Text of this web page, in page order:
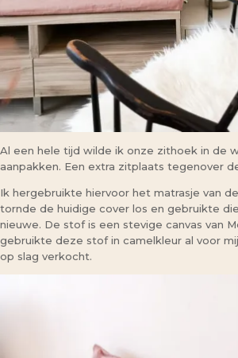
Al een hele tijd wilde ik onze zithoek in de
aanpakken. Een extra zitplaats tegenover
Ik hergebruikte hiervoor het matrasje van
tornde de huidige cover los en gebruikte
nieuwe. De stof is een stevige canvas van
gebruikte deze stof in camelkleur al voor
op slag verkocht.